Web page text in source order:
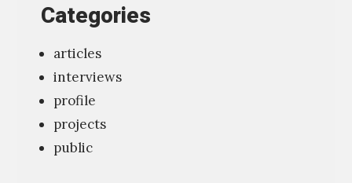
Categories
articles
interviews
profile
projects
public